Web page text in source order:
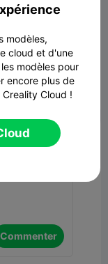
3
Commenter
modèles,
cloud et d'une
modèles pour
encore plus de
Cloud !